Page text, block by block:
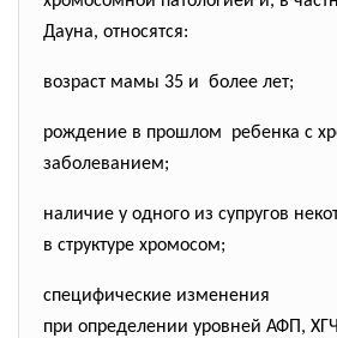
Дауна, относятся:
возраст мамы 35 и более лет;
рождение в прошлом ребенка с
заболеванием;
наличие у одного из супругов
в структуре хромосом;
специфические изменения
при определении уровней АФП,